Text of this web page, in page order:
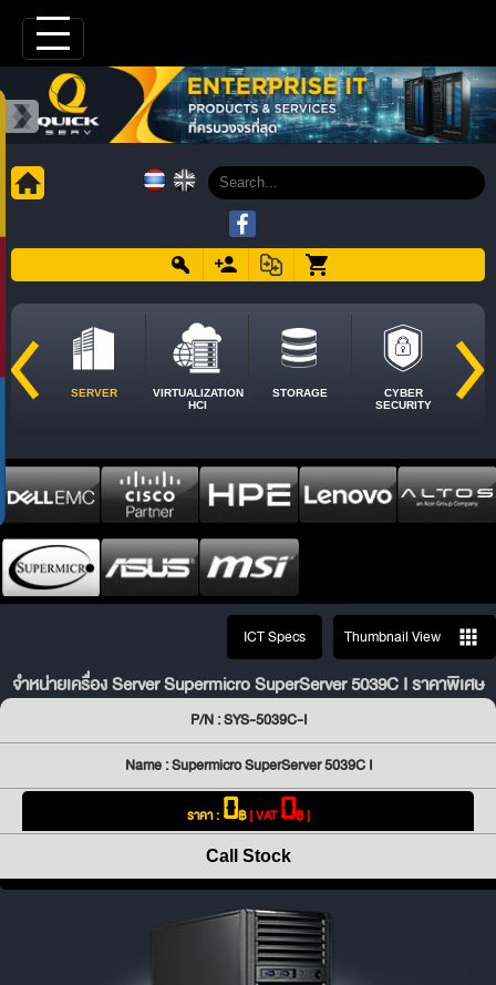
SERVER
VIRTUALIZATION
HCI
STORAGE
CYBER
SECURITY
ICT Specs Thumbnail View
จำหน่ายเครื่อง Server Supermicro SuperServer 5039C I ราคาพิเศษ
P/N : SYS-5039C-I
Name : Supermicro SuperServer 5039C I
ราคา : 0฿[ VAT0฿ ]
Call Stock